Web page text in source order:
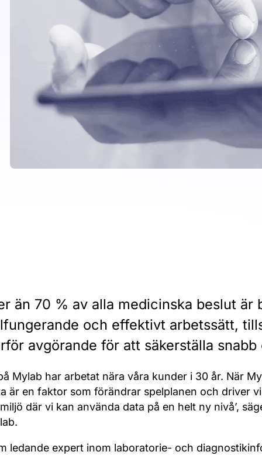
än 70 % av alla medicinska beslut är
och effektivt arbetssätt,
avgörande för att säkerställa
Mylab har arbetat nära våra kunder i 30 år. När
är en faktor som förändrar spelplanen och driver
där vi kan använda data på en helt ny nivå’,
ledande expert inom laboratorie- och